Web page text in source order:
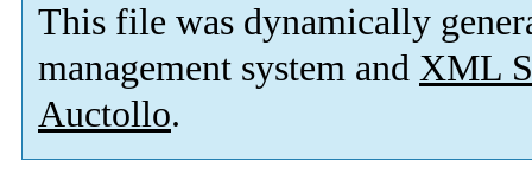
This file was dynamically
management system and XML
Auctollo.